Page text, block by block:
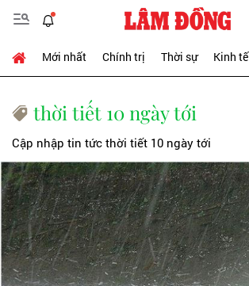
Mới nhất Chính trị Thời sự Kinh tế
thời tiết 10 ngày tới
Cập nhập tin tức thời tiết 10 ngày tới